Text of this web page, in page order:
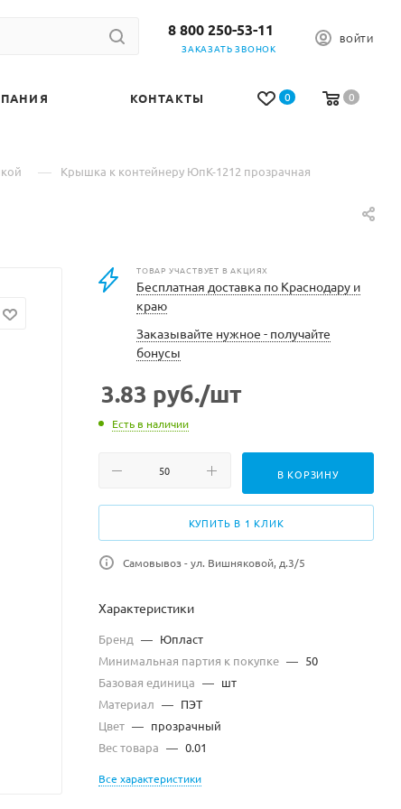
8 800 250-53-11
ЗАКАЗАТЬ ЗВОНОК
ВОЙТИ
0 0
КОНТАКТЫ
— Крышка к контейнеру ЮпК-1212 прозрачная
ТОВАР УЧАСТВУЕТ В АКЦИЯХ
Бесплатная доставка по Краснодару и
краю
Заказывайте нужное - получайте
бонусы
3.83 руб./шт
Есть в наличии
В КОРЗИНУ
КУПИТЬ В 1 КЛИК
Самовывоз - ул. Вишняковой, д.3/5
Характеристики
Бренд — Юпласт
Минимальная партия к покупке — 50
Базовая единица — шт
Материал — ПЭТ
Цвет — прозрачный
Вес товара — 0.01
Все характеристики